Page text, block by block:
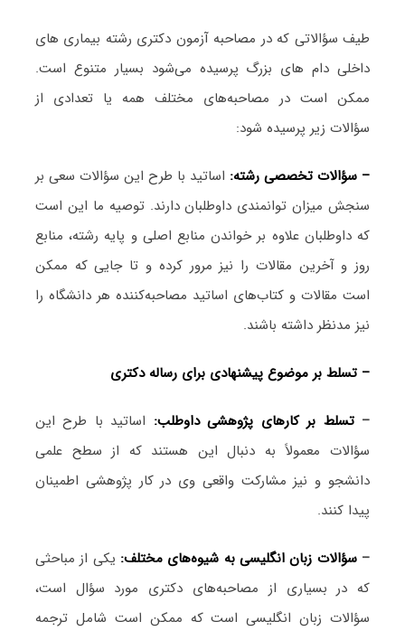
طیف سؤالاتی که در مصاحبه آزمون دکتری رشته بیماری ‌های
داخلی دام‌ های بزرگ پرسیده می‌شود بسیار متنوع است.
ممکن است در مصاحبه‌های مختلف همه یا تعدادی از
سؤالات زیر پرسیده شود:
– سؤالات تخصصی رشته: اساتید با طرح این سؤالات سعی بر
سنجش میزان توانمندی داوطلبان دارند. توصیه ما این است
که داوطلبان علاوه بر خواندن منابع اصلی و پایه رشته، منابع
روز و آخرین مقالات را نیز مرور کرده و تا جایی که ممکن
است مقالات و کتاب‌های اساتید مصاحبه‌کننده هر دانشگاه را
نیز مدنظر داشته باشند.
– تسلط بر موضوع پیشنهادی برای رساله دکتری
–تسلط بر کارهای پژوهشی داوطلب: اساتید با طرح این
سؤالات معمولاً به دنبال این هستند که از سطح علمی
دانشجو و نیز مشارکت واقعی وی در کار پژوهشی اطمینان
پیدا کنند.
– سؤالات زبان انگلیسی به شیوه‌های مختلف: یکی از مباحثی
که در بسیاری از مصاحبه‌های دکتری مورد سؤال است،
سؤالات زبان انگلیسی است که ممکن است شامل ترجمه